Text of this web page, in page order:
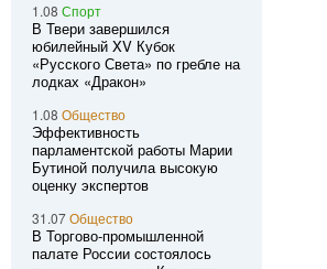
1.08 Спорт
В Твери завершился
юбилейный XV Кубок
«Русского Света» по гребле на
лодках «Дракон»
1.08 Общество
Эффективность
парламентской работы Марии
Бутиной получила высокую
оценку экспертов
31.07Общество
В Торгово-промышленной
палате России состоялось